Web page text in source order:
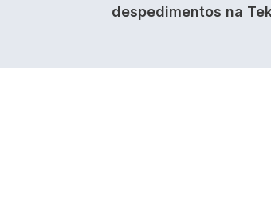
despedimentos na